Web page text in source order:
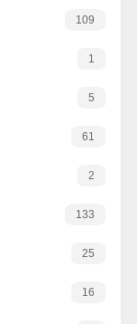
109
1
5
61
2
133
25
16